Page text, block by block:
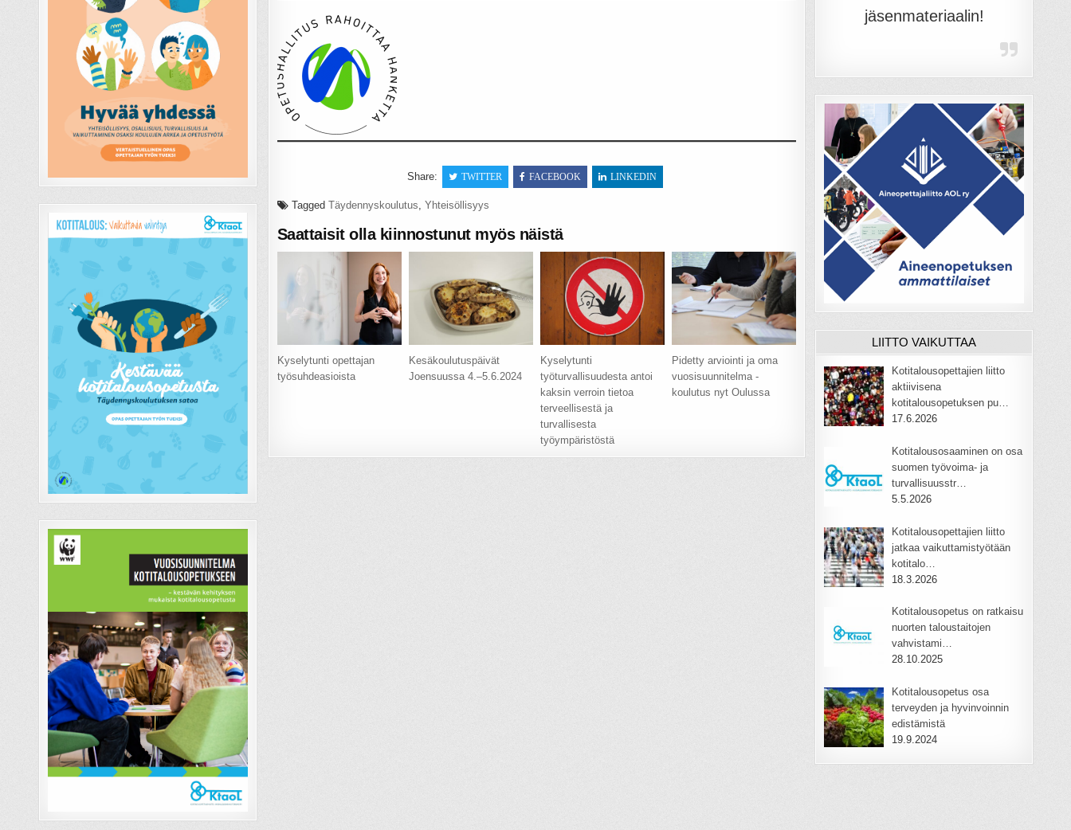
Share: TWITTER FACEBOOK LINKEDIN
Tagged Täydennyskoulutus, Yhteisöllisyys
Saattaisit olla kiinnostunut myös näistä
Kyselytunti opettajan
työsuhdeasioista
Kesäkoulutuspäivät
Joensuussa 4.–5.6.2024
Kyselytunti
työturvallisuudesta antoi
kaksin verroin tietoa
terveellisestä ja
turvallisesta
työympäristöstä
Pidetty arviointi ja oma
vuosisuunnitelma -
koulutus nyt Oulussa
jäsenmateriaalin!
LIITTO VAIKUTTAA
Kotitalousopettajien liitto
aktiivisena
kotitalousopetuksen pu…
17.6.2026
Kotitalousosaaminen on osa
suomen työvoima- ja
turvallisuusstr…
5.5.2026
Kotitalousopettajien liitto
jatkaa vaikuttamistyötään
kotitalo…
18.3.2026
Kotitalousopetus on ratkaisu
nuorten taloustaitojen
vahvistami…
28.10.2025
Kotitalousopetus osa
terveyden ja hyvinvoinnin
edistämistä
19.9.2024